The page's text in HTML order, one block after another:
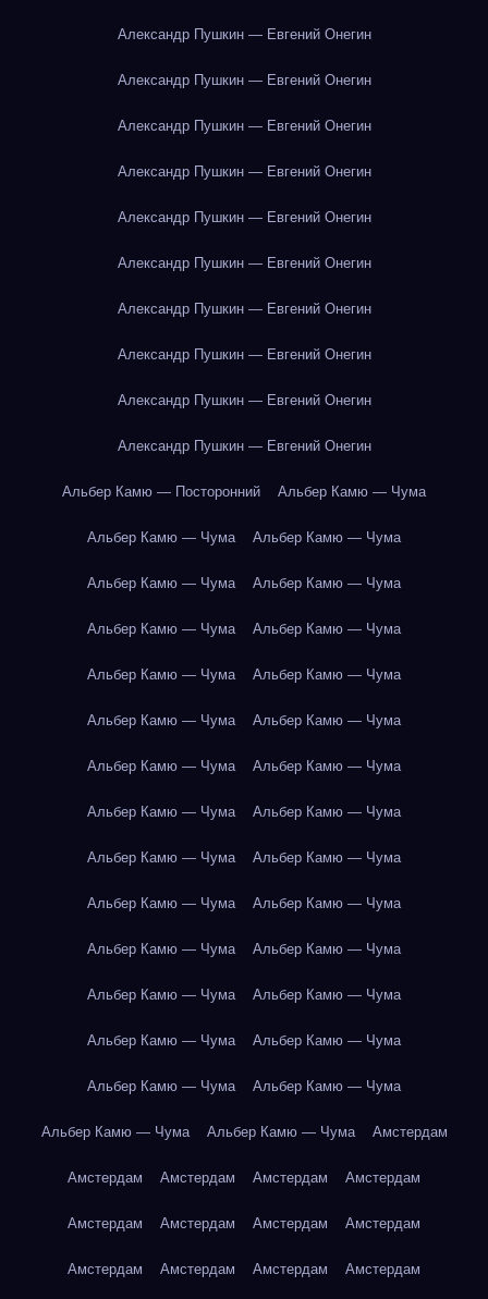
Александр Пушкин — Евгений Онегин
Александр Пушкин — Евгений Онегин
Александр Пушкин — Евгений Онегин
Александр Пушкин — Евгений Онегин
Александр Пушкин — Евгений Онегин
Александр Пушкин — Евгений Онегин
Александр Пушкин — Евгений Онегин
Александр Пушкин — Евгений Онегин
Александр Пушкин — Евгений Онегин
Александр Пушкин — Евгений Онегин
Альбер Камю — Посторонний Альбер Камю — Чума
Альбер Камю — Чума Альбер Камю — Чума
Альбер Камю — Чума Альбер Камю — Чума
Альбер Камю — Чума Альбер Камю — Чума
Альбер Камю — Чума Альбер Камю — Чума
Альбер Камю — Чума Альбер Камю — Чума
Альбер Камю — Чума Альбер Камю — Чума
Альбер Камю — Чума Альбер Камю — Чума
Альбер Камю — Чума Альбер Камю — Чума
Альбер Камю — Чума Альбер Камю — Чума
Альбер Камю — Чума Альбер Камю — Чума
Альбер Камю — Чума Альбер Камю — Чума
Альбер Камю — Чума Альбер Камю — Чума
Альбер Камю — Чума Альбер Камю — Чума
Альбер Камю — Чума Альбер Камю — Чума Амстердам
Амстердам Амстердам Амстердам Амстердам
Амстердам Амстердам Амстердам Амстердам
Амстердам Амстердам Амстердам Амстердам